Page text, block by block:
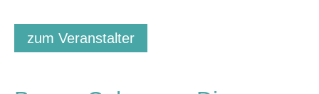
zum Veranstalter